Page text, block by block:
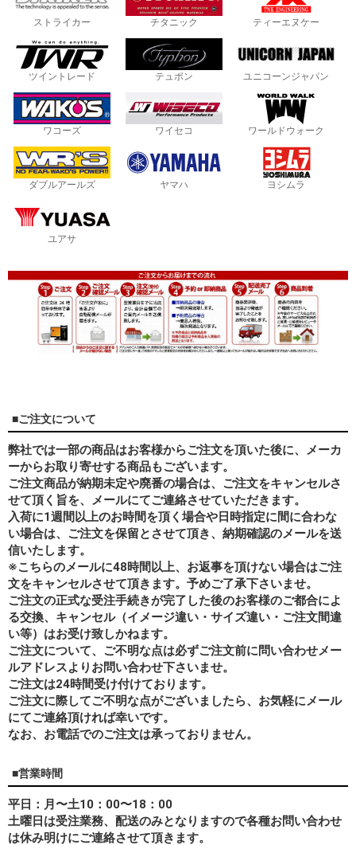
ストライカー チタニック ティーエヌケー
ツイントレード テュポン ユニコーンジャパン
ワコーズ ワイセコ ワールドウォーク
ダブルアールズ ヤマハ ヨシムラ
ユアサ
■ご注文について
弊社では一部の商品はお客様からご注文を頂いた後に、メーカ
ーからお取り寄せする商品もございます。
ご注文商品が納期未定や廃番の場合は、ご注文をキャンセルさ
せて頂く旨を、メールにてご連絡させていただきます。
入荷に1週間以上のお時間を頂く場合や日時指定に間に合わな
い場合は、ご注文を保留とさせて頂き、納期確認のメールを送
信いたします。
※こちらのメールに48時間以上、お返事を頂けない場合はご注
文をキャンセルさせて頂きます。予めご了承下さいませ。
ご注文の正式な受注手続きが完了した後のお客様のご都合によ
る交換、キャンセル（イメージ違い・サイズ違い・ご注文間違
い等）はお受け致しかねます。
ご注文について、ご不明な点は必ずご注文前に問い合わせメー
ルアドレスよりお問い合わせ下さいませ。
ご注文は24時間受け付けております。
ご注文に際してご不明な点がございましたら、お気軽にメール
にてご連絡頂ければ幸いです。
なお、 お電話でのご注文は承っておりません。
■営業時間
平日：月〜土10：00〜18：00
土曜日は受注業務、配送のみとなりますので各種お問い合わせ
は休み明けにご連絡させて頂きます。